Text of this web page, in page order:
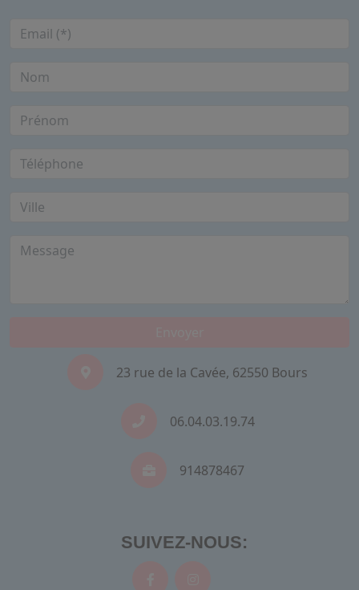
23 rue de la Cavée, 62550 Bours
06.04.03.19.74
914878467
SUIVEZ-NOUS: